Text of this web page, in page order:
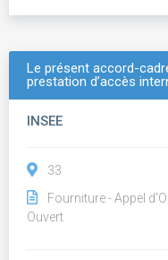
Le présent accord-
prestation d’accès
INSEE
33
Fourniture - Appel
Ouvert